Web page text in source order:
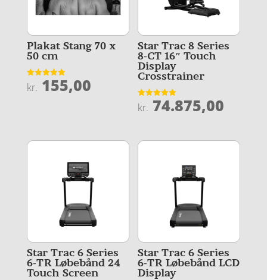
Plakat Stang 70 x
50 cm
Vurderet
5
kr. 155,00
Star Trac 8 Series
8-CT 16″ Touch
Display
Crosstrainer
Vurderet
4.9
kr. 74.875,00
Star Trac 6 Series
6-TR Løbebånd 24
Touch Screen
Star Trac 6 Series
6-TR Løbebånd LCD
Display